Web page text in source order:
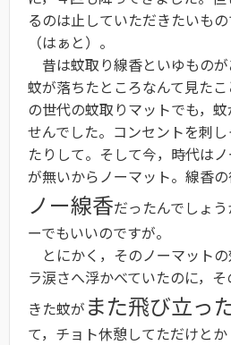
るのは止していただきたいも
（はぁと）。
昔は蚊取り線香といゆもの
蚊が落ちたところなんて見た
の世代の蚊取りマットでも，
せんでした。コンセントを刺
たりして。そして今，時代は
が無いからノーマット。線香
ノー線香だったんでしょ
ーでもいいのですが。
とにかく，そのノーマット
ラ涙さへ浮かべていたのに，
きた蚊が また飛び立っ
て，チョト休憩してただけとか